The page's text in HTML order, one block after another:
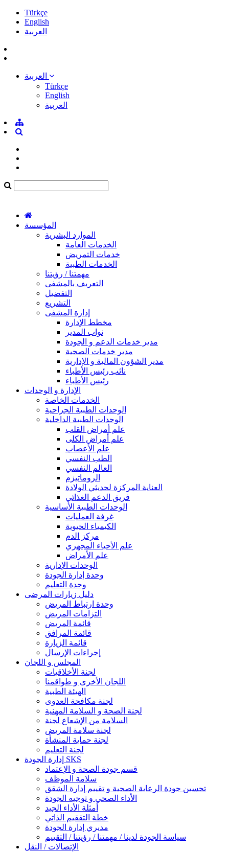
Türkçe
English
العربية
Türkçe
English
العربية
المؤسسة
الموارد البشرية
الخدمات العامة
خدمات التمريض
الخدمات الطبية
مهمتنا / رؤيتنا
التعريف بالمشفى
التفضيل
التشريع
إدارة المشفى
مخطط الإدارة
نواب المدير
مدير خدمات الدعم و الجودة
مدير خدمات الصحية
مدير الشؤون المالية و الإدارية
نائب رئيس الأطباء
رئيس الأطباء
الإدارة و الوحدات
الخدمات الخاصة
الوحدات الطبية الجراحية
الوحدات الطبية الداخلية
علم أمراض القلب
علم أمراض الكلى
علم الأعصاب
الطب النفسي
العالم النفسي
الروماتيزم
العناية المركزة لحديثي الولادة
فريق الدعم الغذائي
الوحدات الطبية الأساسية
غرفة العمليات
الكيمياء الحيوية
مركز الدم
علم الأحياء المجهري
علم الأمراض
الوحدات الإدارية
وحدة إدارة الجودة
وحدة التعليم
دليل زيارات المرضى
وحدة ارتباط المريض
التزامات المريض
قائمة المريض
قائمة المرافق
قائمة الزيارة
إجراءات الإرسال
المجلس و اللجان
لجنة الأخلاقيات
اللجان الأخرى و طواقمنا
الهيئة الطبية
لجنة مكافحة العدوى
لجنة الصحة و السلامة المهنية
السلامة من الإشعاع لجنة
لجنة سلامة المريض
لجنة حماية المنشأة
لجنة التعليم
إدارة الجودة SKS
قسم جودة الصحة و الإعتماد
سلامة الموظف
تحسين جودة الرعاية الصحية و تقييم إدارة الشقق
الأداء الصحي و توجيه الجودة
أمثلة الأداء الجيد
خطة التققيم الذاتي
مديري إدارة الجودة
سياسة الجودة لدينا / مهمتنا / رؤيتنا / التقييم
الإتصالات / النقل